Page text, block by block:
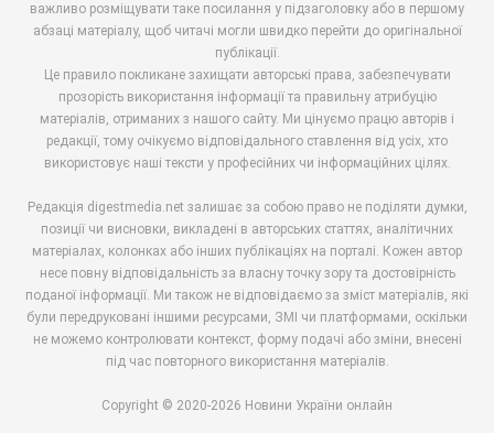
важливо розміщувати таке посилання у підзаголовку або в першому
абзаці матеріалу, щоб читачі могли швидко перейти до оригінальної
публікації.
Це правило покликане захищати авторські права, забезпечувати
прозорість використання інформації та правильну атрибуцію
матеріалів, отриманих з нашого сайту. Ми цінуємо працю авторів і
редакції, тому очікуємо відповідального ставлення від усіх, хто
використовує наші тексти у професійних чи інформаційних цілях.
Редакція digestmedia.net залишає за собою право не поділяти думки,
позиції чи висновки, викладені в авторських статтях, аналітичних
матеріалах, колонках або інших публікаціях на порталі. Кожен автор
несе повну відповідальність за власну точку зору та достовірність
поданої інформації. Ми також не відповідаємо за зміст матеріалів, які
були передруковані іншими ресурсами, ЗМІ чи платформами, оскільки
не можемо контролювати контекст, форму подачі або зміни, внесені
під час повторного використання матеріалів.
Copyright © 2020-2026 Новини України онлайн